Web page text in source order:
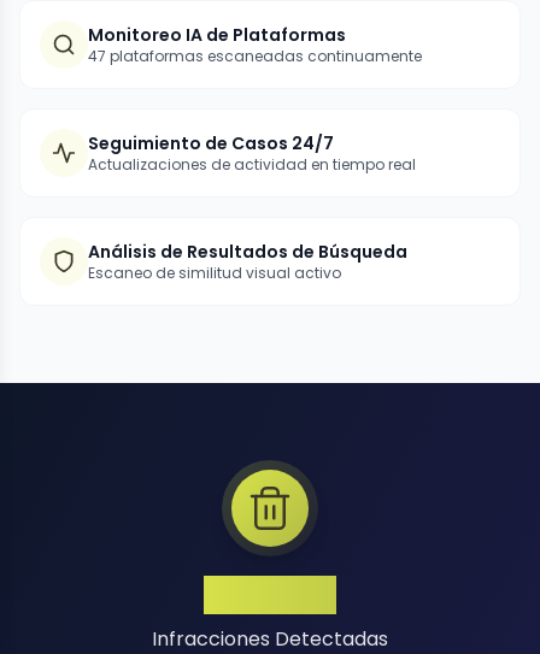
Monitoreo IA de Plataformas
47 plataformas escaneadas continuamente
Seguimiento de Casos 24/7
Actualizaciones de actividad en tiempo real
Análisis de Resultados de Búsqueda
Escaneo de similitud visual activo
Infracciones Detectadas